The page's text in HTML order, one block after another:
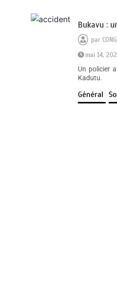
Bukavu :
par
mai 14,
Un policier
Kadutu.
Général